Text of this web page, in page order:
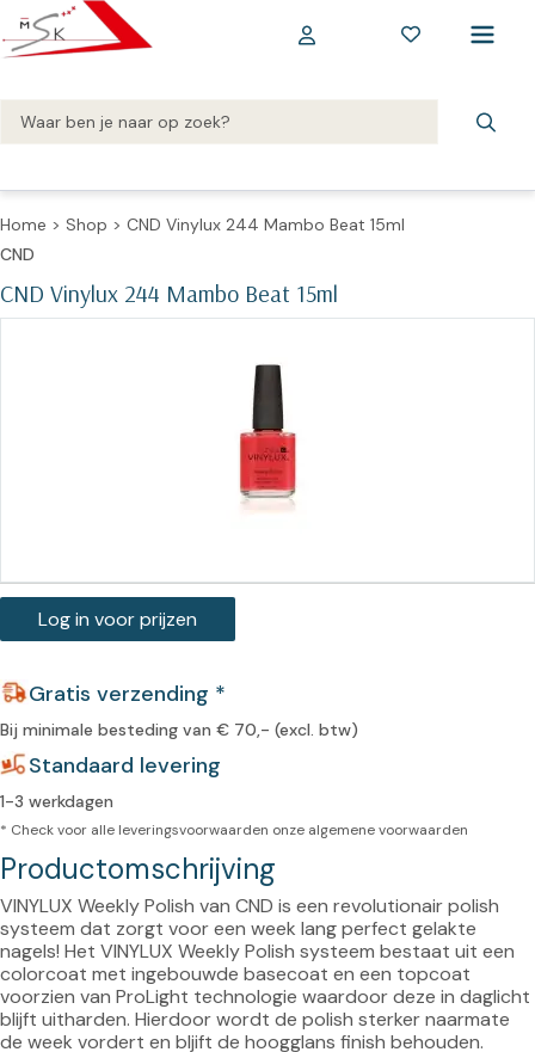
Home > Shop > CND Vinylux 244 Mambo Beat 15ml
CND Vinylux 244 Mambo Beat 15ml
CND
Log in voor prijzen
Gratis verzending *
Bij minimale besteding van € 70,- (excl. btw)
Standaard levering
1-3 werkdagen
* Check voor alle leveringsvoorwaarden onze algemene voorwaarden
Productomschrijving
VINYLUX Weekly Polish van CND is een revolutionair polish
systeem dat zorgt voor een week lang perfect gelakte
nagels! Het VINYLUX Weekly Polish systeem bestaat uit een
colorcoat met ingebouwde basecoat en een topcoat
voorzien van ProLight technologie waardoor deze in daglicht
blijft uitharden. Hierdoor wordt de polish sterker naarmate
de week vordert en bljift de hoogglans finish behouden.